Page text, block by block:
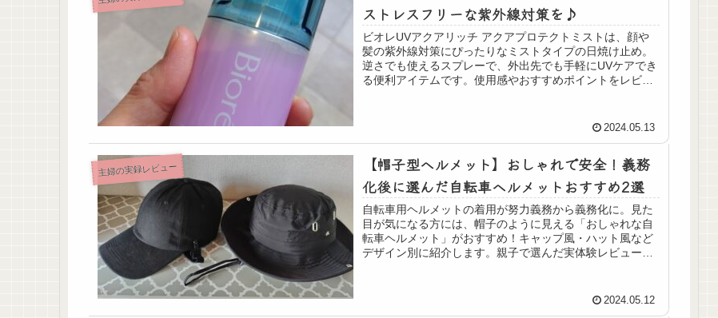
ストレスフリーな紫外線対策を♪
ビオレUVアクアリッチ アクアプロテクトミストは、顔や
髪の紫外線対策にぴったりなミストタイプの日焼け止め。
逆さでも使えるスプレーで、外出先でも手軽にUVケアでき
る便利アイテムです。使用感やおすすめポイントをレビュ
2024.05.13
主婦の実録レビュー
【帽子型ヘルメット】おしゃれで安全！義務
化後に選んだ自転車ヘルメットおすすめ2選
自転車用ヘルメットの着用が努力義務から義務化に。見た
目が気になる方には、帽子のように見える「おしゃれな自
転車ヘルメット」がおすすめ！キャップ風・ハット風など
デザイン別に紹介します。親子で選んだ実体験レビュー
2024.05.12